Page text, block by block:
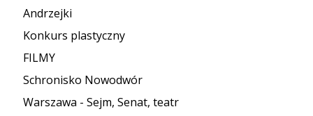
Andrzejki
Konkurs plastyczny
FILMY
Schronisko Nowodwór
Warszawa - Sejm, Senat, teatr